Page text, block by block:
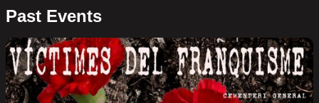
Past Events